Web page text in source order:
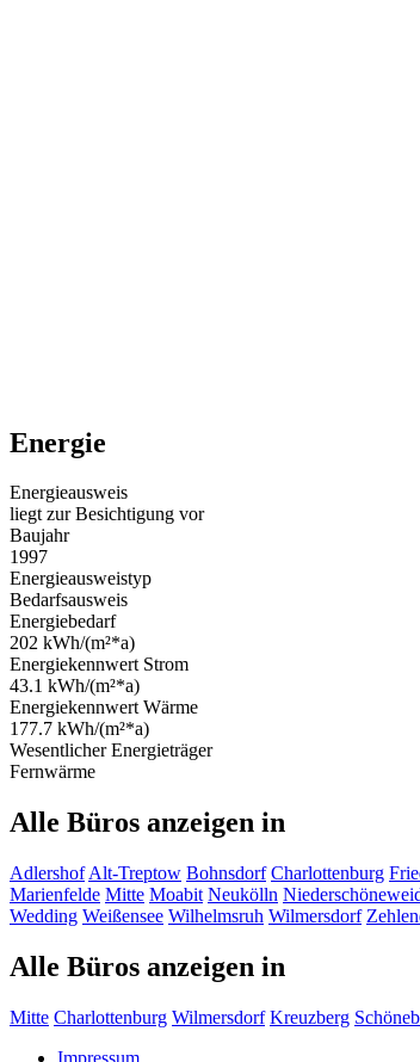
Energie
Energieausweis
liegt zur Besichtigung vor
Baujahr
1997
Energieausweistyp
Bedarfsausweis
Energiebedarf
202 kWh/(m²*a)
Energiekennwert Strom
43.1 kWh/(m²*a)
Energiekennwert Wärme
177.7 kWh/(m²*a)
Wesentlicher Energieträger
Fernwärme
Alle Büros anzeigen in
Adlershof Alt-Treptow Bohnsdorf Charlottenburg
Marienfelde Mitte Moabit Neukölln
Wedding Weißensee Wilhelmsruh Wilmersdorf
Alle Büros anzeigen in
Mitte Charlottenburg Wilmersdorf Kreuzberg
Impressum